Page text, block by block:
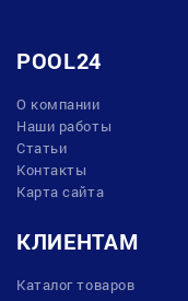
POOL24
О компании
Наши работы
Статьи
Контакты
Карта сайта
КЛИЕНТАМ
Каталог товаров